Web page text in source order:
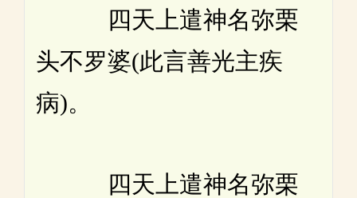
四天上遣神名弥栗
头不罗婆(此言善光主疾
病)。
四天上遣神名弥栗